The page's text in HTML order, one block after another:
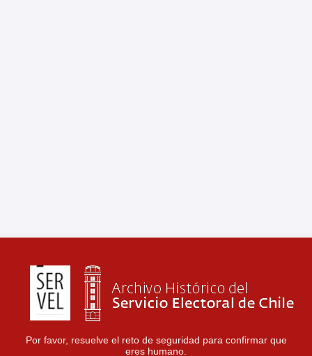
Por favor, resuelve el reto de seguridad para confirmar que
eres humano.